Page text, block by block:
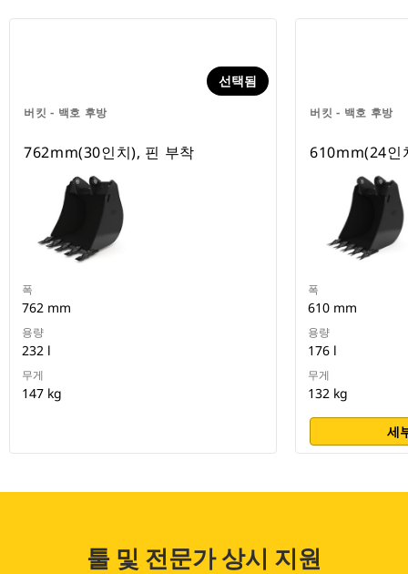
버킷 - 백호 후방
선택됨
762mm(30인치), 핀 부착
폭
762 mm
용량
232 l
무게
147 kg
버킷 - 백호 후방
610mm(24인
폭
610 mm
용량
176 l
무게
132 kg
세
툴 및 전문가 상시 지원